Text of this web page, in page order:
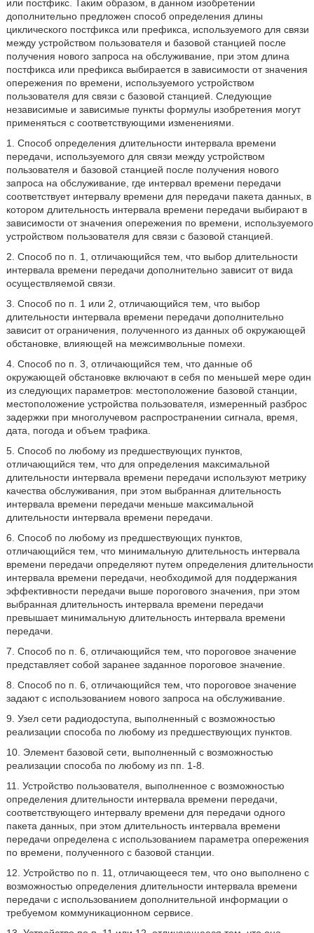
или постфикс. Таким образом, в данном изобретении
дополнительно предложен способ определения длины
циклического постфикса или префикса, используемого для связи
между устройством пользователя и базовой станцией после
получения нового запроса на обслуживание, при этом длина
постфикса или префикса выбирается в зависимости от значения
опережения по времени, используемого устройством
пользователя для связи с базовой станцией. Следующие
независимые и зависимые пункты формулы изобретения могут
применяться с соответствующими изменениями.
1. Способ определения длительности интервала времени
передачи, используемого для связи между устройством
пользователя и базовой станцией после получения нового
запроса на обслуживание, где интервал времени передачи
соответствует интервалу времени для передачи пакета данных, в
котором длительность интервала времени передачи выбирают в
зависимости от значения опережения по времени, используемого
устройством пользователя для связи с базовой станцией.
2. Способ по п. 1, отличающийся тем, что выбор длительности
интервала времени передачи дополнительно зависит от вида
осуществляемой связи.
3. Способ по п. 1 или 2, отличающийся тем, что выбор
длительности интервала времени передачи дополнительно
зависит от ограничения, полученного из данных об окружающей
обстановке, влияющей на межсимвольные помехи.
4. Способ по п. 3, отличающийся тем, что данные об
окружающей обстановке включают в себя по меньшей мере один
из следующих параметров: местоположение базовой станции,
местоположение устройства пользователя, измеренный разброс
задержки при многолучевом распространении сигнала, время,
дата, погода и объем трафика.
5. Способ по любому из предшествующих пунктов,
отличающийся тем, что для определения максимальной
длительности интервала времени передачи используют метрику
качества обслуживания, при этом выбранная длительность
интервала времени передачи меньше максимальной
длительности интервала времени передачи.
6. Способ по любому из предшествующих пунктов,
отличающийся тем, что минимальную длительность интервала
времени передачи определяют путем определения длительности
интервала времени передачи, необходимой для поддержания
эффективности передачи выше порогового значения, при этом
выбранная длительность интервала времени передачи
превышает минимальную длительность интервала времени
передачи.
7. Способ по п. 6, отличающийся тем, что пороговое значение
представляет собой заранее заданное пороговое значение.
8. Способ по п. 6, отличающийся тем, что пороговое значение
задают с использованием нового запроса на обслуживание.
9. Узел сети радиодоступа, выполненный с возможностью
реализации способа по любому из предшествующих пунктов.
10. Элемент базовой сети, выполненный с возможностью
реализации способа по любому из пп. 1-8.
11. Устройство пользователя, выполненное с возможностью
определения длительности интервала времени передачи,
соответствующего интервалу времени для передачи одного
пакета данных, при этом длительность интервала времени
передачи определена с использованием параметра опережения
по времени, полученного с базовой станции.
12. Устройство по п. 11, отличающееся тем, что оно выполнено с
возможностью определения длительности интервала времени
передачи с использованием дополнительной информации о
требуемом коммуникационном сервисе.